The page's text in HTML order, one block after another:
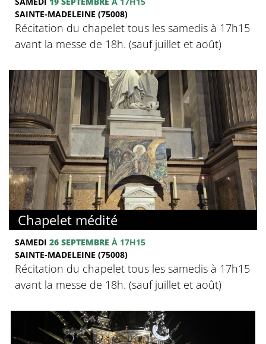
SAINTE-MADELEINE (75008)
Récitation du chapelet tous les samedis à 17h15
avant la messe de 18h. (sauf juillet et août)
Chapelet médité
SAMEDI 26 SEPTEMBRE À 17H15
SAINTE-MADELEINE (75008)
Récitation du chapelet tous les samedis à 17h15
avant la messe de 18h. (sauf juillet et août)